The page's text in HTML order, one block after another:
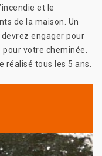
et le
de la maison. Un
engager pour
votre cheminée.
réalisé tous les 5 ans.